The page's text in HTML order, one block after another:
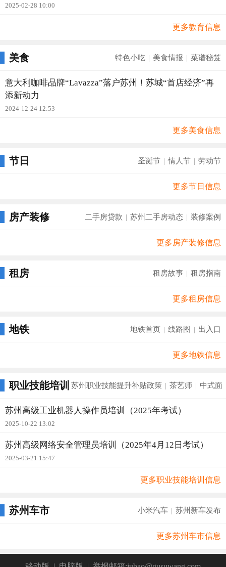
2025-02-28 10:00
更多教育信息
美食 特色小吃 美食情报 菜谱秘笈
意大利咖啡品牌“Lavazza”落户苏州！苏城“首店经济”再
添新动力
2024-12-24 12:53
更多美食信息
节日 圣诞节 情人节 劳动节
更多节日信息
房产装修 二手房贷款 苏州二手房动态 装修案例
更多房产装修信息
租房 租房故事 租房指南
更多租房信息
地铁 地铁首页 线路图 出入口
更多地铁信息
职业技能培训 苏州职业技能提升补贴政策 茶艺师 中式面
苏州高级工业机器人操作员培训（2025年考试）
2025-10-22 13:02
苏州高级网络安全管理员培训（2025年4月12日考试）
2025-03-21 15:47
更多职业技能培训信息
苏州车市 小米汽车 苏州新车发布
更多苏州车市信息